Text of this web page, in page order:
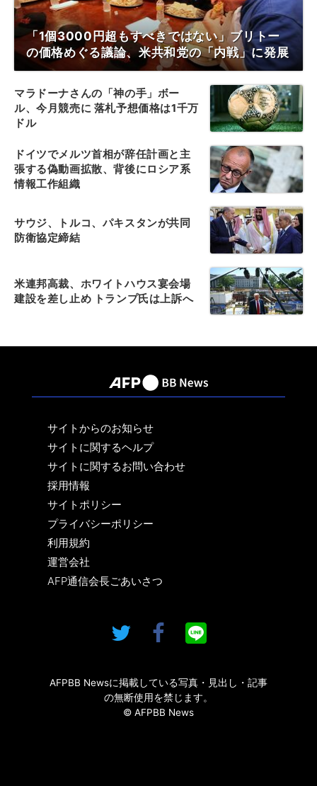
「1個3000円超もすべきではない」ブリトー
の価格めぐる議論、米共和党の「内戦」に発展
マラドーナさんの「神の手」ボー
ル、今月競売に 落札予想価格は1千万
ドル
ドイツでメルツ首相が辞任計画と主
張する偽動画拡散、背後にロシア系
情報工作組織
サウジ、トルコ、パキスタンが共同
防衛協定締結
米連邦高裁、ホワイトハウス宴会場
建設を差し止め トランプ氏は上訴へ
サイトからのお知らせ
サイトに関するヘルプ
サイトに関するお問い合わせ
採用情報
サイトポリシー
プライバシーポリシー
利用規約
運営会社
AFP通信会長ごあいさつ
AFPBB Newsに掲載している写真・見出し・記事
の無断使用を禁じます。
© AFPBB News